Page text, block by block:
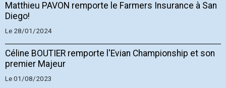
Matthieu PAVON remporte le Farmers Insurance à San
Diego!
Le 28/01/2024
Céline BOUTIER remporte l'Evian Championship et son
premier Majeur
Le 01/08/2023